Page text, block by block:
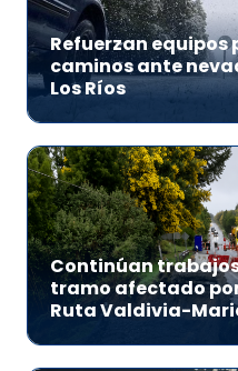
Refuerzan equipos
caminos ante
Los Ríos
Continúan
tramo afectado
Ruta Valdivia-